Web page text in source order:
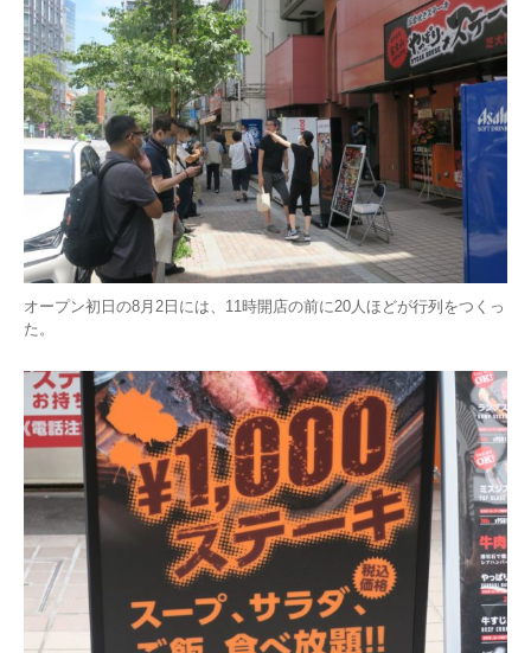
オープン初日の8月2日には、11時開店の前に20人ほどが行列をつくっ
た。